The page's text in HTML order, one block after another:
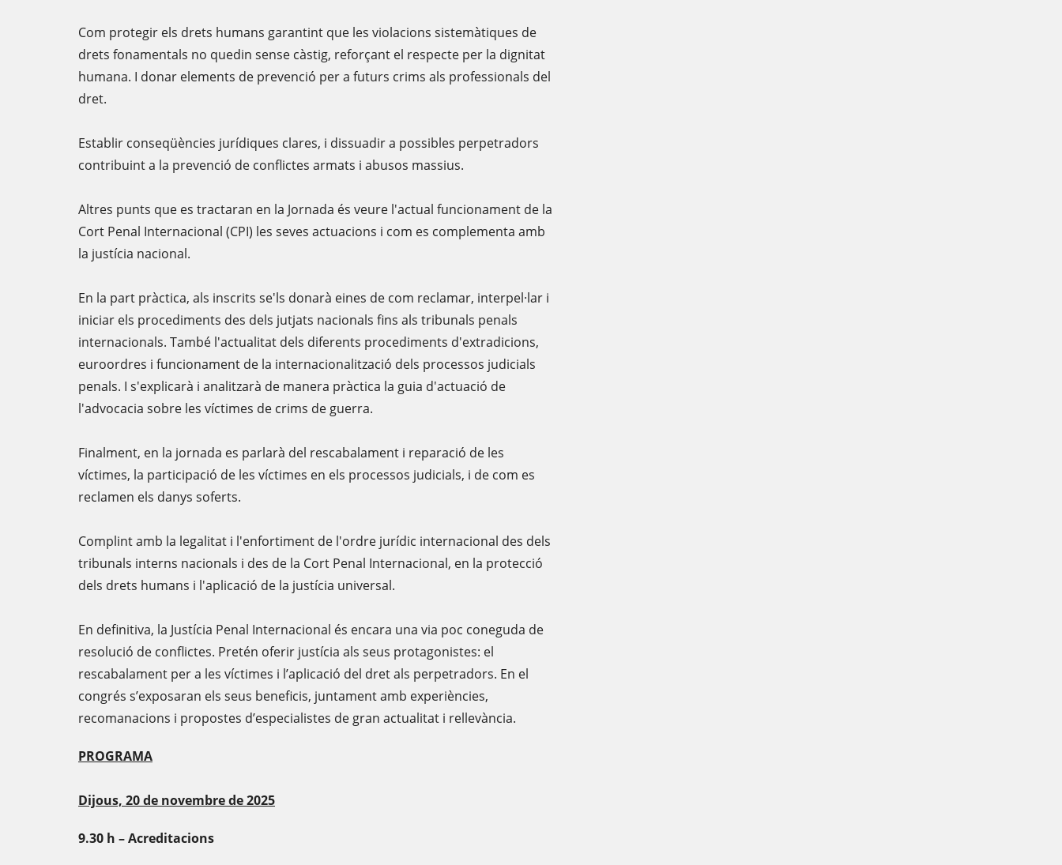
Com protegir els drets humans garantint que les violacions sistemàtiques de
drets fonamentals no quedin sense càstig, reforçant el respecte per la dignitat
humana. I donar elements de prevenció per a futurs crims als professionals del
dret.
Establir conseqüències jurídiques clares, i dissuadir a possibles perpetradors
contribuint a la prevenció de conflictes armats i abusos massius.
Altres punts que es tractaran en la Jornada és veure l'actual funcionament de la
Cort Penal Internacional (CPI) les seves actuacions i com es complementa amb
la justícia nacional.
En la part pràctica, als inscrits se'ls donarà eines de com reclamar, interpel·lar i
iniciar els procediments des dels jutjats nacionals fins als tribunals penals
internacionals. També l'actualitat dels diferents procediments d'extradicions,
euroordres i funcionament de la internacionalització dels processos judicials
penals. I s'explicarà i analitzarà de manera pràctica la guia d'actuació de
l'advocacia sobre les víctimes de crims de guerra.
Finalment, en la jornada es parlarà del rescabalament i reparació de les
víctimes, la participació de les víctimes en els processos judicials, i de com es
reclamen els danys soferts.
Complint amb la legalitat i l'enfortiment de l'ordre jurídic internacional des dels
tribunals interns nacionals i des de la Cort Penal Internacional, en la protecció
dels drets humans i l'aplicació de la justícia universal.
En definitiva, la Justícia Penal Internacional és encara una via poc coneguda de
resolució de conflictes. Pretén oferir justícia als seus protagonistes: el
rescabalament per a les víctimes i l’aplicació del dret als perpetradors. En el
congrés s’exposaran els seus beneficis, juntament amb experiències,
recomanacions i propostes d’especialistes de gran actualitat i rellevància.
PROGRAMA
Dijous, 20 de novembre de 2025
9.30 h – Acreditacions